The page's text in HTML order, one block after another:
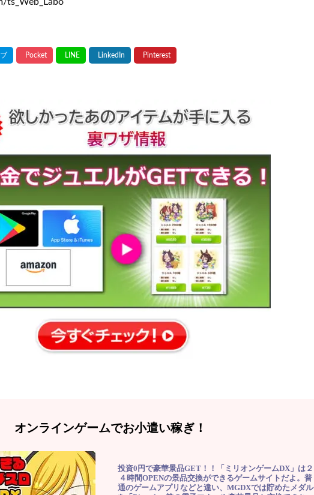
オンラインゲームでお小遣い稼ぎ！
投資0円で豪華景品GET！！「ミリオンゲームDX」は２
４時間OPENの景品交換ができるゲームサイトだよ。普
通のゲームアプリなどと違い、MGDXでは貯めたメダル